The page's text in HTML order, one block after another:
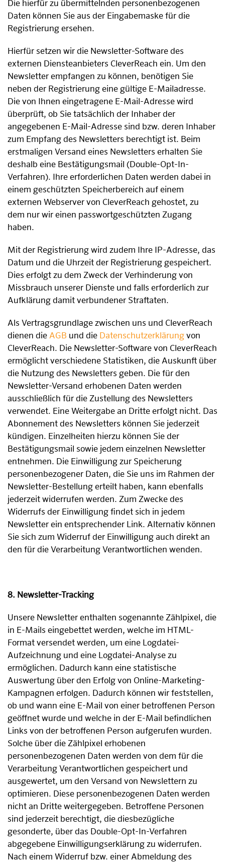
Die hierfür zu übermittelnden personenbezogenen
Daten können Sie aus der Eingabemaske für die
Registrierung ersehen.
Hierfür setzen wir die Newsletter-Software des
externen Diensteanbieters CleverReach ein. Um den
Newsletter empfangen zu können, benötigen Sie
neben der Registrierung eine gültige E-Mailadresse.
Die von Ihnen eingetragene E-Mail-Adresse wird
überprüft, ob Sie tatsächlich der Inhaber der
angegebenen E-Mail-Adresse sind bzw. deren Inhaber
zum Empfang des Newsletters berechtigt ist. Beim
erstmaligen Versand eines Newsletters erhalten Sie
deshalb eine Bestätigungsmail (Double-Opt-In-
Verfahren). Ihre erforderlichen Daten werden dabei in
einem geschützten Speicherbereich auf einem
externen Webserver von CleverReach gehostet, zu
dem nur wir einen passwortgeschützten Zugang
haben.
Mit der Registrierung wird zudem Ihre IP-Adresse, das
Datum und die Uhrzeit der Registrierung gespeichert.
Dies erfolgt zu dem Zweck der Verhinderung von
Missbrauch unserer Dienste und falls erforderlich zur
Aufklärung damit verbundener Straftaten.
Als Vertragsgrundlage zwischen uns und CleverReach
dienen die AGB und die Datenschutzerklärung von
CleverReach. Die Newsletter-Software von CleverReach
ermöglicht verschiedene Statistiken, die Auskunft über
die Nutzung des Newsletters geben. Die für den
Newsletter-Versand erhobenen Daten werden
ausschließlich für die Zustellung des Newsletters
verwendet. Eine Weitergabe an Dritte erfolgt nicht. Das
Abonnement des Newsletters können Sie jederzeit
kündigen. Einzelheiten hierzu können Sie der
Bestätigungsmail sowie jedem einzelnen Newsletter
entnehmen. Die Einwilligung zur Speicherung
personenbezogener Daten, die Sie uns im Rahmen der
Newsletter-Bestellung erteilt haben, kann ebenfalls
jederzeit widerrufen werden. Zum Zwecke des
Widerrufs der Einwilligung findet sich in jedem
Newsletter ein entsprechender Link. Alternativ können
Sie sich zum Widerruf der Einwilligung auch direkt an
den für die Verarbeitung Verantwortlichen wenden.
8. Newsletter-Tracking
Unsere Newsletter enthalten sogenannte Zählpixel, die
in E-Mails eingebettet werden, welche im HTML-
Format versendet werden, um eine Logdatei-
Aufzeichnung und eine Logdatei-Analyse zu
ermöglichen. Dadurch kann eine statistische
Auswertung über den Erfolg von Online-Marketing-
Kampagnen erfolgen. Dadurch können wir feststellen,
ob und wann eine E-Mail von einer betroffenen Person
geöffnet wurde und welche in der E-Mail befindlichen
Links von der betroffenen Person aufgerufen wurden.
Solche über die Zählpixel erhobenen
personenbezogenen Daten werden von dem für die
Verarbeitung Verantwortlichen gespeichert und
ausgewertet, um den Versand von Newslettern zu
optimieren. Diese personenbezogenen Daten werden
nicht an Dritte weitergegeben. Betroffene Personen
sind jederzeit berechtigt, die diesbezügliche
gesonderte, über das Double-Opt-In-Verfahren
abgegebene Einwilligungserklärung zu widerrufen.
Nach einem Widerruf bzw. einer Abmeldung des